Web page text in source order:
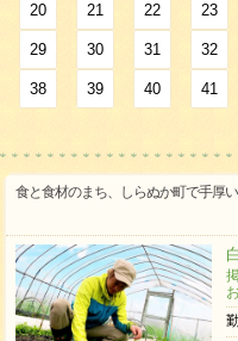
20 21 22 23
29 30 31 32
38 39 40 41
食と食材のまち、しらぬか町で手厚